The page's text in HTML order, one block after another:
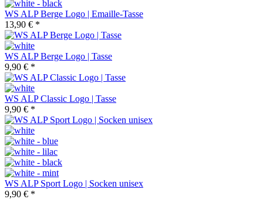
WS ALP Berge Logo | Emaille-Tasse
13,90 € *
WS ALP Berge Logo | Tasse
9,90 € *
WS ALP Classic Logo | Tasse
9,90 € *
WS ALP Sport Logo | Socken unisex
9,90 € *